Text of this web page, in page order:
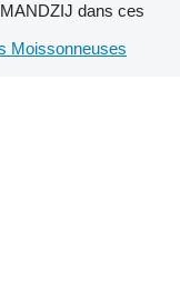
dans ces
Moissonneuses